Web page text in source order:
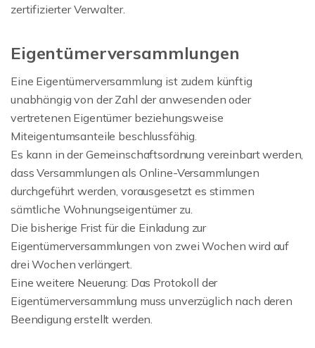
zertifizierter Verwalter.
Eigentümerversammlungen
Eine Eigentümerversammlung ist zudem künftig
unabhängig von der Zahl der anwesenden oder
vertretenen Eigentümer beziehungsweise
Miteigentumsanteile beschlussfähig.
Es kann in der Gemeinschaftsordnung vereinbart werden,
dass Versammlungen als Online-Versammlungen
durchgeführt werden, vorausgesetzt es stimmen
sämtliche Wohnungseigentümer zu.
Die bisherige Frist für die Einladung zur
Eigentümerversammlungen von zwei Wochen wird auf
drei Wochen verlängert.
Eine weitere Neuerung: Das Protokoll der
Eigentümerversammlung muss unverzüglich nach deren
Beendigung erstellt werden.